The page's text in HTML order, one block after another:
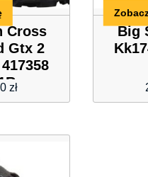
Cross
Gtx 2
zł
Big